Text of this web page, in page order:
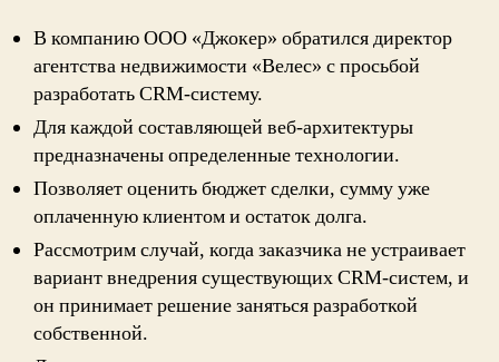
В компанию ООО «Джокер» обратился директор
агентства недвижимости «Велес» с просьбой
разработать CRM-систему.
Для каждой составляющей веб-архитектуры
предназначены определенные технологии.
Позволяет оценить бюджет сделки, сумму уже
оплаченную клиентом и остаток долга.
Рассмотрим случай, когда заказчика не устраивает
вариант внедрения существующих CRM-систем, и
он принимает решение заняться разработкой
собственной.